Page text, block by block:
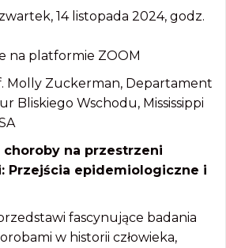
14 listopada 2024, godz.
na platformie ZOOM
Molly Zuckerman, Departament
Bliskiego Wschodu, Mississippi
na przestrzeni
Przejścia epidemiologiczne i
fascynujące badania
w historii człowieka,